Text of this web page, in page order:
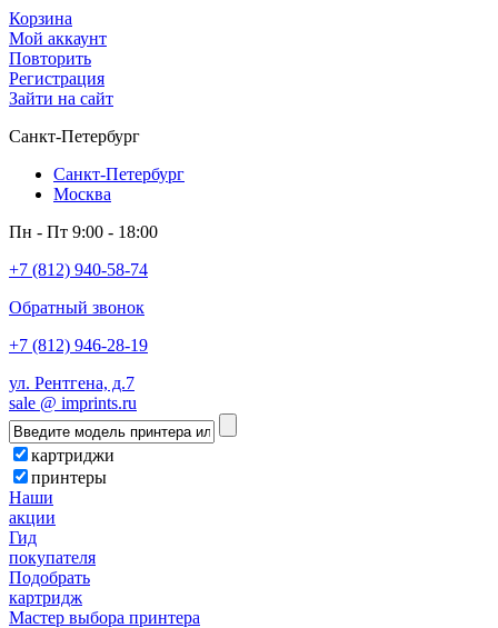
Корзина
Мой аккаунт
Повторить
Регистрация
Зайти на сайт
Санкт-Петербург
Санкт-Петербург
Москва
Пн - Пт 9:00 - 18:00
+7 (812) 940-58-74
Обратный звонок
+7 (812) 946-28-19
ул. Рентгена, д.7
sale @ imprints.ru
картриджи
принтеры
Наши
акции
Гид
покупателя
Подобрать
картридж
Мастер выбора принтера